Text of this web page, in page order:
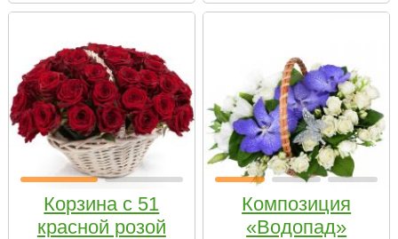
Корзина с 51
красной розой
Композиция
«Водопад»